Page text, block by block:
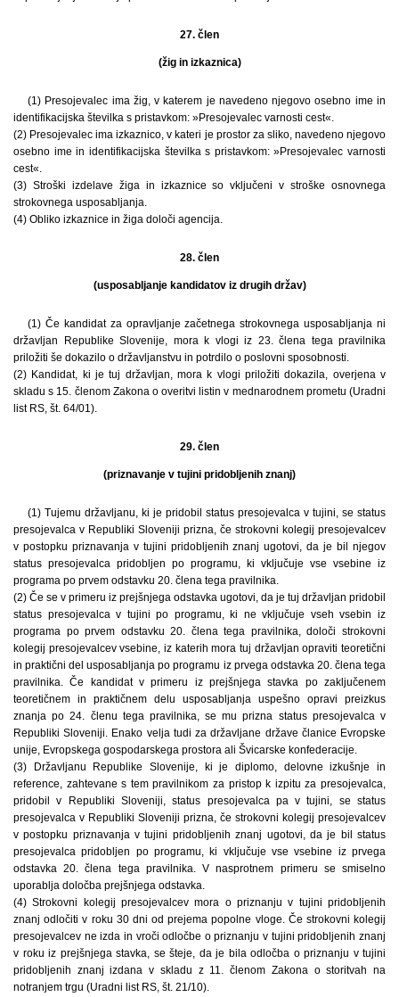
27. člen
(žig in izkaznica)
(1) Presojevalec ima žig, v katerem je navedeno njegovo osebno ime in
identifikacijska številka s pristavkom: »Presojevalec varnosti cest«.
(2) Presojevalec ima izkaznico, v kateri je prostor za sliko, navedeno njegovo
osebno ime in identifikacijska številka s pristavkom: »Presojevalec varnosti
cest«.
(3) Stroški izdelave žiga in izkaznice so vključeni v stroške osnovnega
strokovnega usposabljanja.
(4) Obliko izkaznice in žiga določi agencija.
28. člen
(usposabljanje kandidatov iz drugih držav)
(1) Če kandidat za opravljanje začetnega strokovnega usposabljanja ni
državljan Republike Slovenije, mora k vlogi iz 23. člena tega pravilnika
priložiti še dokazilo o državljanstvu in potrdilo o poslovni sposobnosti.
(2) Kandidat, ki je tuj državljan, mora k vlogi priložiti dokazila, overjena v
skladu s 15. členom Zakona o overitvi listin v mednarodnem prometu (Uradni
list RS, št. 64/01).
29. člen
(priznavanje v tujini pridobljenih znanj)
(1) Tujemu državljanu, ki je pridobil status presojevalca v tujini, se status
presojevalca v Republiki Sloveniji prizna, če strokovni kolegij presojevalcev
v postopku priznavanja v tujini pridobljenih znanj ugotovi, da je bil njegov
status presojevalca pridobljen po programu, ki vključuje vse vsebine iz
programa po prvem odstavku 20. člena tega pravilnika.
(2) Če se v primeru iz prejšnjega odstavka ugotovi, da je tuj državljan pridobil
status presojevalca v tujini po programu, ki ne vključuje vseh vsebin iz
programa po prvem odstavku 20. člena tega pravilnika, določi strokovni
kolegij presojevalcev vsebine, iz katerih mora tuj državljan opraviti teoretični
in praktični del usposabljanja po programu iz prvega odstavka 20. člena tega
pravilnika. Če kandidat v primeru iz prejšnjega stavka po zaključenem
teoretičnem in praktičnem delu usposabljanja uspešno opravi preizkus
znanja po 24. členu tega pravilnika, se mu prizna status presojevalca v
Republiki Sloveniji. Enako velja tudi za državljane države članice Evropske
unije, Evropskega gospodarskega prostora ali Švicarske konfederacije.
(3) Državljanu Republike Slovenije, ki je diplomo, delovne izkušnje in
reference, zahtevane s tem pravilnikom za pristop k izpitu za presojevalca,
pridobil v Republiki Sloveniji, status presojevalca pa v tujini, se status
presojevalca v Republiki Sloveniji prizna, če strokovni kolegij presojevalcev
v postopku priznavanja v tujini pridobljenih znanj ugotovi, da je bil status
presojevalca pridobljen po programu, ki vključuje vse vsebine iz prvega
odstavka 20. člena tega pravilnika. V nasprotnem primeru se smiselno
uporablja določba prejšnjega odstavka.
(4) Strokovni kolegij presojevalcev mora o priznanju v tujini pridobljenih
znanj odločiti v roku 30 dni od prejema popolne vloge. Če strokovni kolegij
presojevalcev ne izda in vroči odločbe o priznanju v tujini pridobljenih znanj
v roku iz prejšnjega stavka, se šteje, da je bila odločba o priznanju v tujini
pridobljenih znanj izdana v skladu z 11. členom Zakona o storitvah na
notranjem trgu (Uradni list RS, št. 21/10).